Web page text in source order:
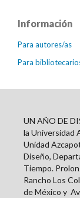
Información
Para autores/as
Para
UN AÑO DE
la Universidad
Unidad
Diseño,
Tiempo.
Rancho Los
de México y